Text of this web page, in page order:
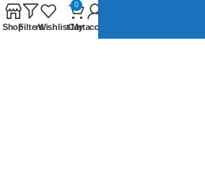
ShopFiltersWishlist
0
Cart
My account